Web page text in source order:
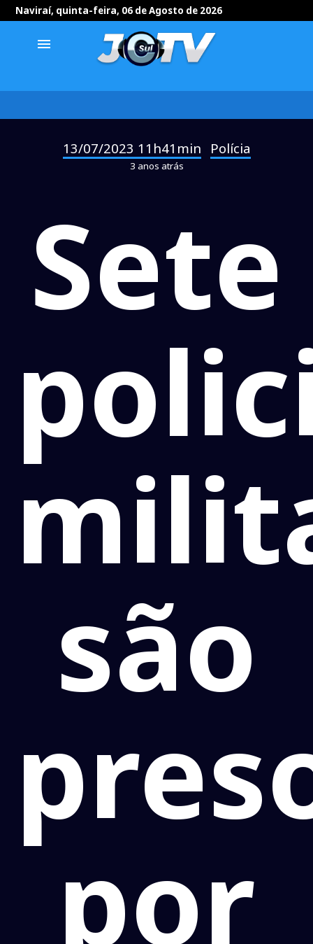
Naviraí, quinta-feira, 06 de Agosto de 2026
menu
13/07/2023 11h41min Polícia
3 anos atrás
Sete
são
por